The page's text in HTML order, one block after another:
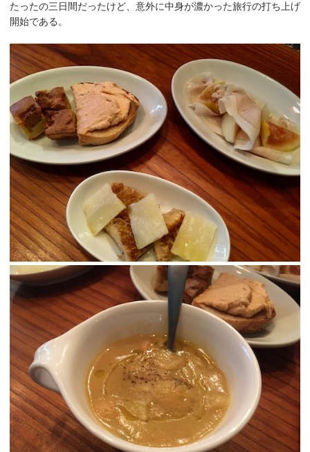
たったの三日間だったけど、意外に中身が濃かった旅行の打ち上げ
開始である。